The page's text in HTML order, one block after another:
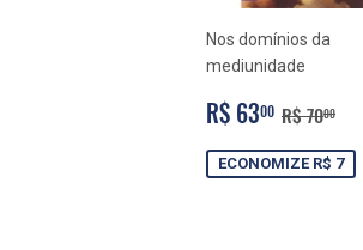
Nos domínios da
mediunidade
PREÇO
PROMOCIONAL
R$ 6300 R$
63,00
PREÇO
R$ 7000
ECONOMIZE R$ 7